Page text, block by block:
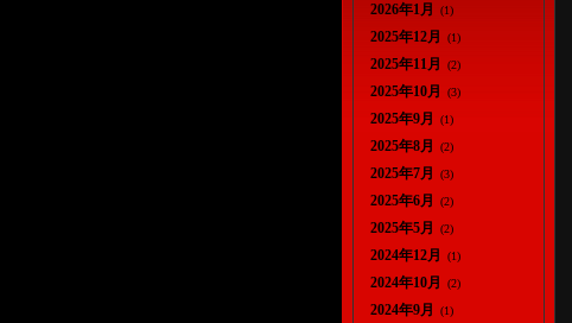
2026年1月 (1)
2025年12月 (1)
2025年11月 (2)
2025年10月 (3)
2025年9月 (1)
2025年8月 (2)
2025年7月 (3)
2025年6月 (2)
2025年5月 (2)
2024年12月 (1)
2024年10月 (2)
2024年9月 (1)